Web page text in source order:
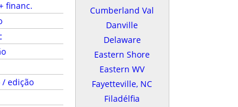
financ.
/ edição
Cumberland Val
Danville
Delaware
Eastern Shore
Eastern WV
Fayetteville, NC
Filadélfia